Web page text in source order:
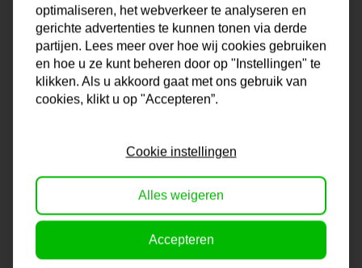
Schilderij | Dinner for two
Op voorraad
optimaliseren, het webverkeer te analyseren en
gerichte advertenties te kunnen tonen via derde
partijen. Lees meer over hoe wij cookies gebruiken
en hoe u ze kunt beheren door op "Instellingen" te
klikken. Als u akkoord gaat met ons gebruik van
cookies, klikt u op "Accepteren”.
Cookie instellingen
Alles weigeren
Accepteren